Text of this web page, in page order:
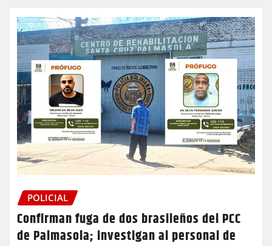
POLICIAL
Confirman fuga de dos brasileños del PCC
de Palmasola; investigan al personal de